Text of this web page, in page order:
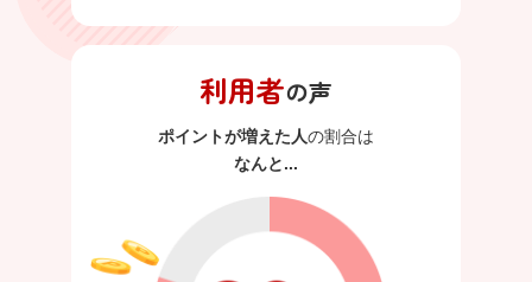
利用者の声
ポイントが増えた人の割合は
なんと...